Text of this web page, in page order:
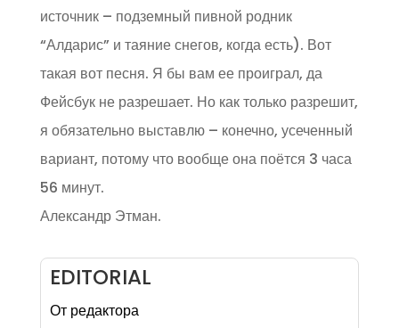
источник – подземный пивной родник
“Алдарис” и таяние снегов, когда есть). Вот
такая вот песня. Я бы вам ее проиграл, да
Фейсбук не разрешает. Но как только разрешит,
я обязательно выставлю – конечно, усеченный
вариант, потому что вообще она поётся 3 часа
56 минут.
Александр Этман.
EDITORIAL
От редактора